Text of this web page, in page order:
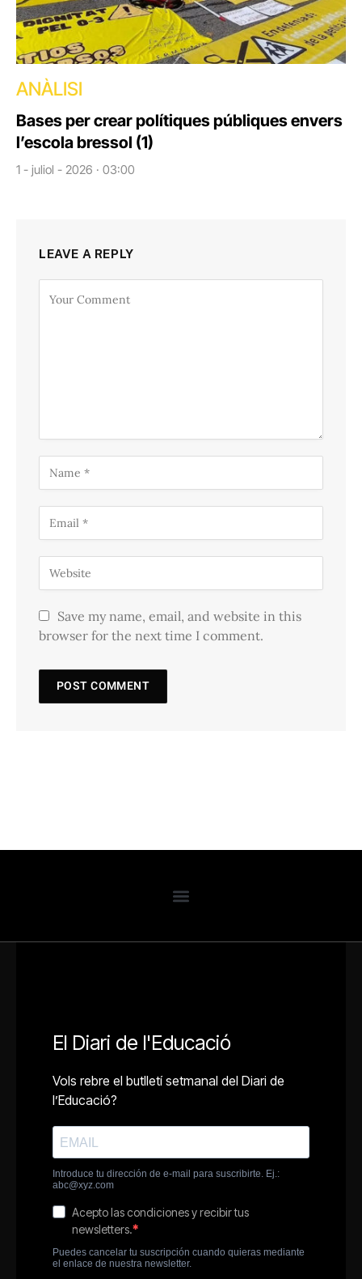
ANÀLISI
Bases per crear polítiques públiques envers
l’escola bressol (1)
1 - juliol - 2026 · 03:00
LEAVE A REPLY
Save my name, email, and website in this
browser for the next time I comment.